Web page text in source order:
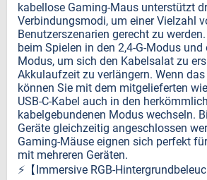
kabellose Gaming-Maus unterstützt
Verbindungsmodi, um einer Vielzahl
Benutzerszenarien gerecht zu
beim Spielen in den 2,4-G-Modus
Modus, um sich den Kabelsalat zu
Akkulaufzeit zu verlängern. Wenn
können Sie mit dem mitgelieferten
USB-C-Kabel auch in den
kabelgebundenen Modus wechseln.
Geräte gleichzeitig angeschlossen
Gaming-Mäuse eignen sich perfekt
mit mehreren Geräten.
⚡️【Immersive RGB-